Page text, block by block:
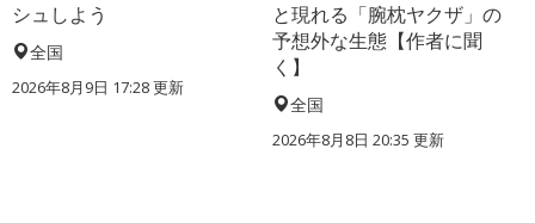
シュしよう
全国
2026年8月9日 17:28更新
と現れる「腕枕ヤクザ」の
予想外な生態【作者に聞
く】
全国
2026年8月8日 20:35 更新